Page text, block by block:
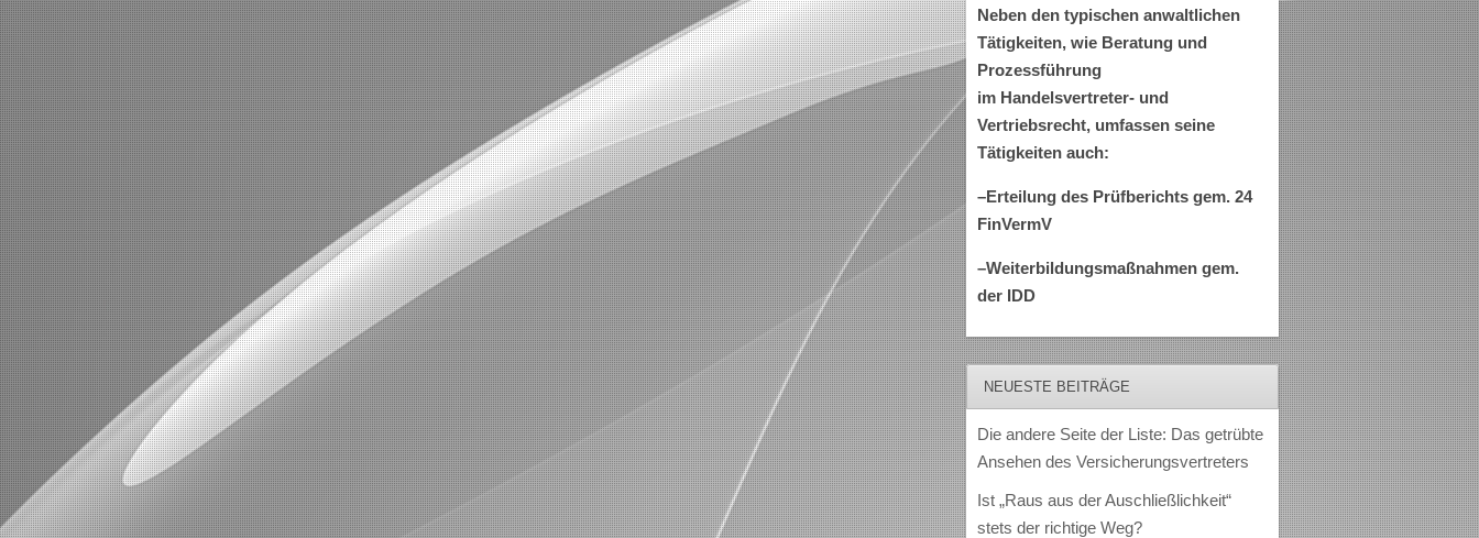
Neben den typischen anwaltlichen
Tätigkeiten, wie Beratung und
Prozessführung
im Handelsvertreter- und
Vertriebsrecht, umfassen seine
Tätigkeiten auch:
–Erteilung des Prüfberichts gem. 24
FinVermV
–Weiterbildungsmaßnahmen gem.
der IDD
NEUESTE BEITRÄGE
Die andere Seite der Liste: Das getrübte
Ansehen des Versicherungsvertreters
Ist „Raus aus der Auschließlichkeit“
stets der richtige Weg?